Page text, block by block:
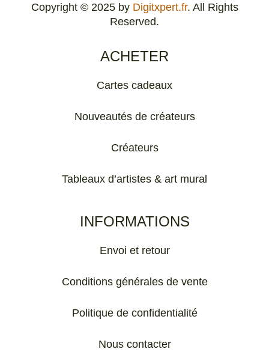
Copyright © 2025 by Digitxpert.fr. All Rights
Reserved.
ACHETER
Cartes cadeaux
Nouveautés de créateurs
Créateurs
Tableaux d’artistes & art mural
INFORMATIONS
Envoi et retour
Conditions générales de vente
Politique de confidentialité
Nous contacter